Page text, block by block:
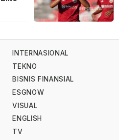
INTERNASIONAL
TEKNO
BISNIS FINANSIAL
ESGNOW
VISUAL
ENGLISH
TV